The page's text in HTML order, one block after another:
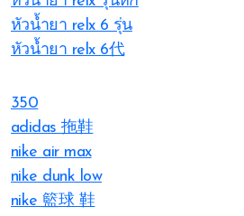
หัวน้ำยา relx 6 รุ่น
หัวน้ำยา relx 6代
350
adidas 拖鞋
nike air max
nike dunk low
nike 籃球 鞋